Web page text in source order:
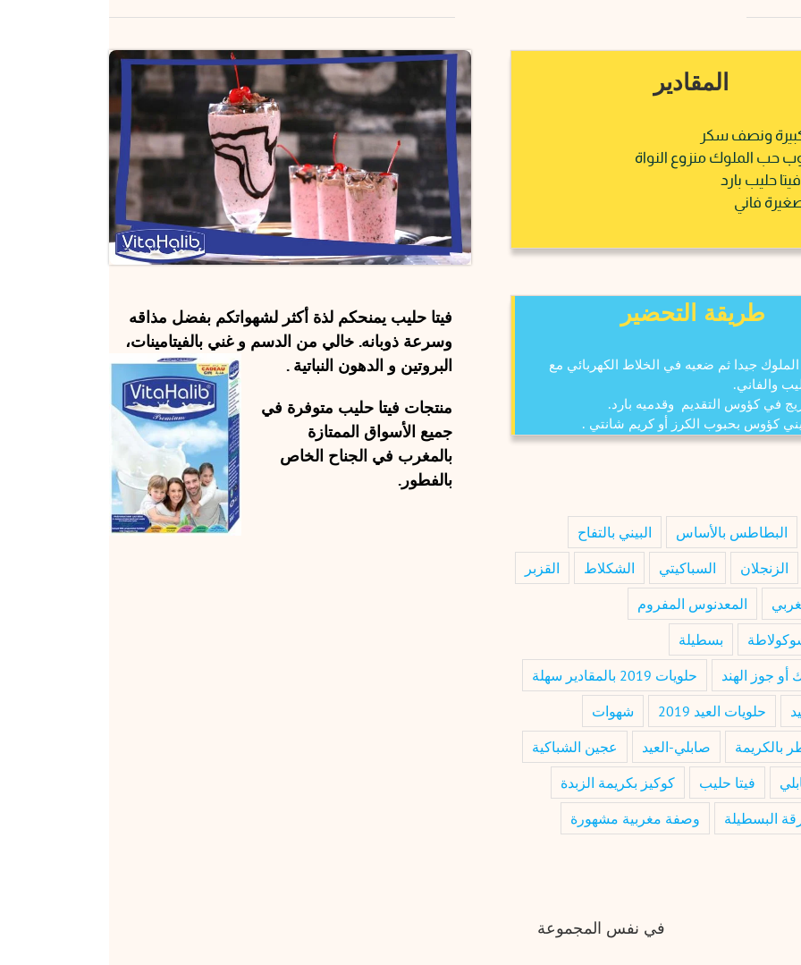
المقادير
ونصف سكر
حب الملوك منزوع النواة
حليب بارد
فاني
طريقة التحضير
جيدا ثم ضعيه في الخلاط الكهربائي مع
والفاني.
في كؤوس التقديم وقدميه بارد.
كؤوس بحبوب الكرز أو كريم شانتي .
البطاطس بالأساس
البيني بالتفاح
الزنجلان السباكيتي الشكلاط
القزبر
المعدنوس المفروم
بسطيلة
أو جوز الهند
حلويات 2019 بالمقادير سهلة
حلويات العيد 2019
شهوات
بالكريمة
صابلي-العيد
عجين الشباكية
فيتا حليب
كوكيز بكريمة الزبدة
البسطيلة وصفة مغربية مشهورة
فيتا حليب يمنحكم لذة أكثر لشهواتكم بفضل مذاقه
وسرعة ذوبانه. خالي من الدسم و غني بالفيتامينات،
البروتين و الدهون النباتية .
منتجات فيتا حليب متوفرة في
جميع الأسواق الممتازة
بالمغرب في الجناح الخاص
بالفطور.
في نفس المجموعة